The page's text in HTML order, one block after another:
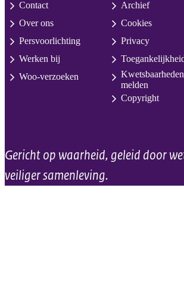
Contact
Over ons
Persvoorlichting
Werken bij
Woo-verzoeken
Archief
Cookies
Privacy
Kwetsbaarheden
melden
Copyright
Gericht op waarheid, geleid door
veiliger samenleving.